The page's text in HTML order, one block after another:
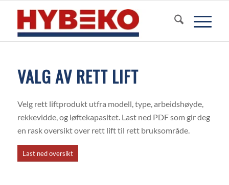
VALG AV RETT LIFT
Velg rett liftprodukt utfra modell, type, arbeidshøyde,
rekkevidde, og løftekapasitet. Last ned PDF som gir deg
en rask oversikt over rett lift til rett bruksområde.
Last ned oversikt